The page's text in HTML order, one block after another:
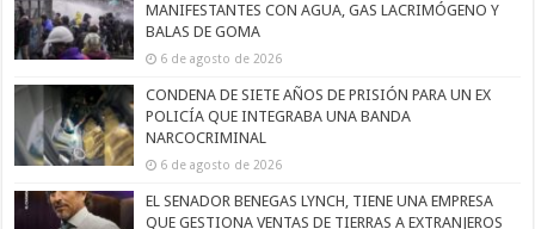
MANIFESTANTES CON AGUA, GAS LACRIMÓGENO Y
BALAS DE GOMA
6 de agosto de 2026
CONDENA DE SIETE AÑOS DE PRISIÓN PARA UN EX
POLICÍA QUE INTEGRABA UNA BANDA
NARCOCRIMINAL
6 de agosto de 2026
EL SENADOR BENEGAS LYNCH, TIENE UNA EMPRESA
QUE GESTIONA VENTAS DE TIERRAS A EXTRANJEROS